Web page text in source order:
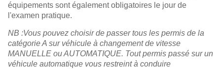
équipements sont également obligatoires le jour de
l'examen pratique.
NB :Vous pouvez choisir de passer tous les permis de la
catégorie A sur véhicule à changement de vitesse
MANUELLE ou AUTOMATIQUE. Tout permis passé sur un
véhicule automatique vous restreint à conduire